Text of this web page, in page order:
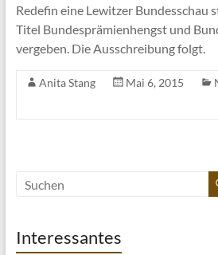
Redefin eine Lewitzer Bundesschau
Titel Bundesprämienhengst und
vergeben. Die Ausschreibung folgt.
Anita Stang Mai 6, 2015
Interessantes